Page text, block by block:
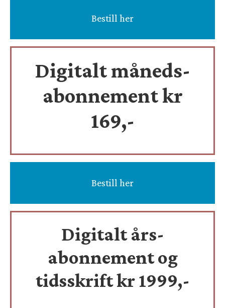
Bestill her
Digitalt måneds-
abonnement kr
169,-
Bestill her
Digitalt års-
abonnement og
tidsskriftkr 1999,-